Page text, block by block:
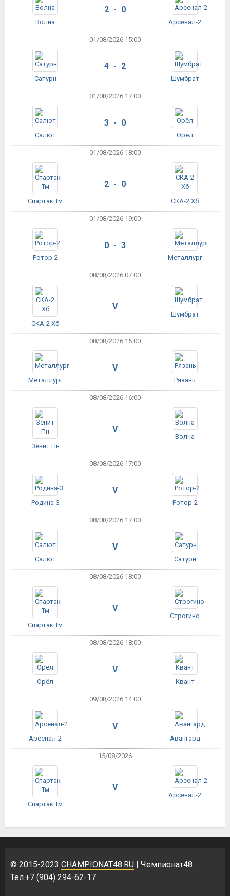
Волна
2 - 0
Арсенал-2
01/08/2026 15:00
Сатурн
4 - 2
Шумбрат
01/08/2026 17:00
Салют
3 - 0
Орёл
01/08/2026 18:00
Спартак Тм
2 - 0
СКА-2 Хб
01/08/2026 19:00
Ротор-2
0 - 3
Металлург
08/08/2026 07:00
СКА-2 Хб
V
Шумбрат
08/08/2026 15:00
Металлург
V
Рязань
08/08/2026 16:00
Зенит Пн
V
Волна
08/08/2026 17:00
Родина-3
V
Ротор-2
08/08/2026 17:00
Салют
V
Сатурн
08/08/2026 18:00
Спартак Тм
V
Строгино
08/08/2026 18:00
Орёл
V
Квант
09/08/2026 14:00
Арсенал-2
V
Авангард
15/08/2026
Спартак Тм
V
Арсенал-2
© 2015-2023 CHAMPIONAT48.RU | Чемпионат48
Тел.+7 (904) 294-62-17